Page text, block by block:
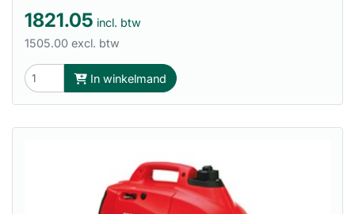
1821.05 incl. btw
1505.00 excl. btw
In winkelmand